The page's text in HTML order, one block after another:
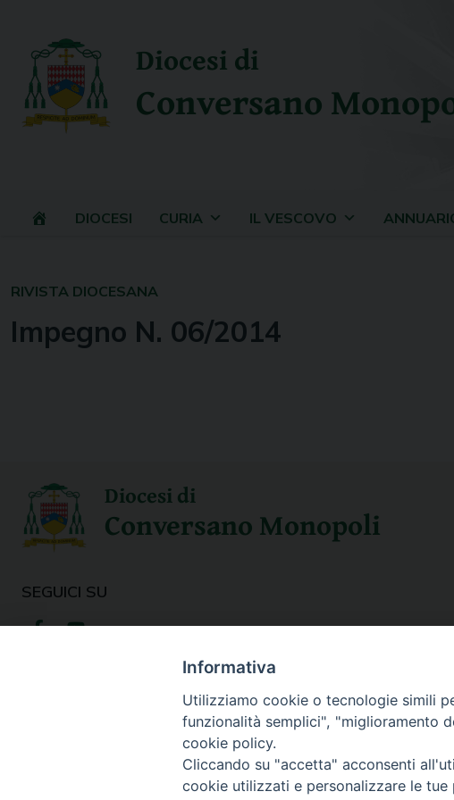
content
Diocesi di
Conversano
DIOCESI CURIA IL VESCOVO
RIVISTA DIOCESANA
Impegno N. 06/2014
Diocesi di
Conversano Monopoli
SEGUICI SU
Informativa
Utilizziamo cookie o tecnologie simili
funzionalità semplici", "miglioramento
cookie policy.
Cliccando su "accetta" acconsenti
cookie utilizzati e personalizzare le